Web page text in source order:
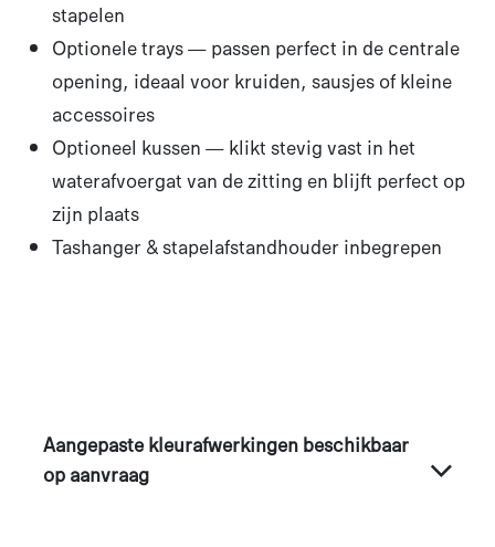
stapelen
Optionele trays — passen perfect in de centrale
opening, ideaal voor kruiden, sausjes of kleine
accessoires
Optioneel kussen — klikt stevig vast in het
waterafvoergat van de zitting en blijft perfect op
zijn plaats
Tashanger & stapelafstandhouder inbegrepen
Aangepaste kleurafwerkingen beschikbaar
op aanvraag